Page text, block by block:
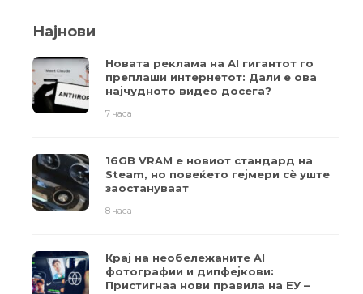
Најнови
Новата реклама на AI гигантот го
преплаши интернетот: Дали е ова
најчудното видео досега?
7 часа
16GB VRAM е новиот стандард на
Steam, но повеќето гејмери ​​сè уште
заостануваат
8 часа
Крај на необележаните AI
фотографии и дипфејкови:
Пристигнаа нови правила на ЕУ –